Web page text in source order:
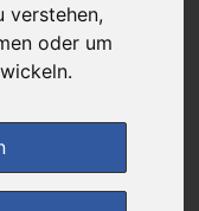
verstehen,
oder um